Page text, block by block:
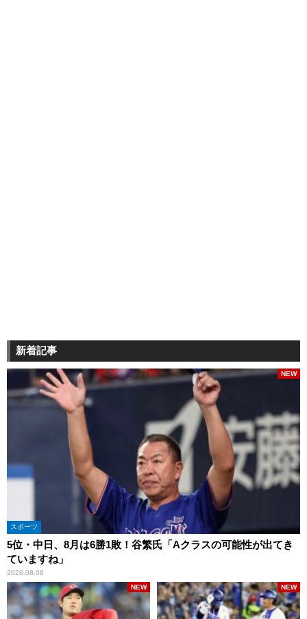
新着記事
スポーツ
5位・中日、8月は6勝1敗！谷繁氏「Aクラスの可能性が出てき
ていますね」
2026.08.08
NEW
NEW NEW